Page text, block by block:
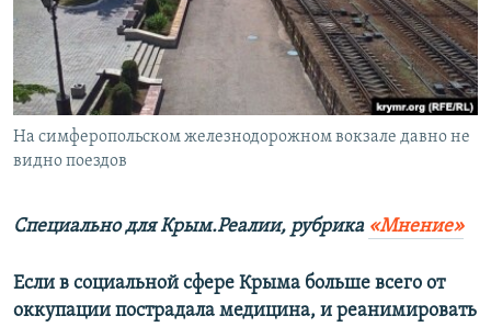
ПОБЕДИТЕЛЕЙ НЕ СУДЯТ?
КРЫМ.НЕПОКОРЕННЫЙ
ELIFBE
УКРАИНСКАЯ ПРОБЛЕМА КРЫМА
ПРИСОЕДИНЯЙТЕСЬ!
Все сайты RFE/RL
На симферопольском железнодорожном вокзале давно не
видно поездов
Специально для Крым.Реалии, рубрика «Мнение»
Если в социальной сфере Крыма больше всего от
оккупации пострадала медицина, и реанимировать